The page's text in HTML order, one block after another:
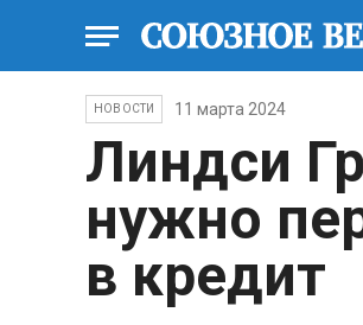
НОВОСТИ 11 марта 2024
Линдси
нужно
в кредит